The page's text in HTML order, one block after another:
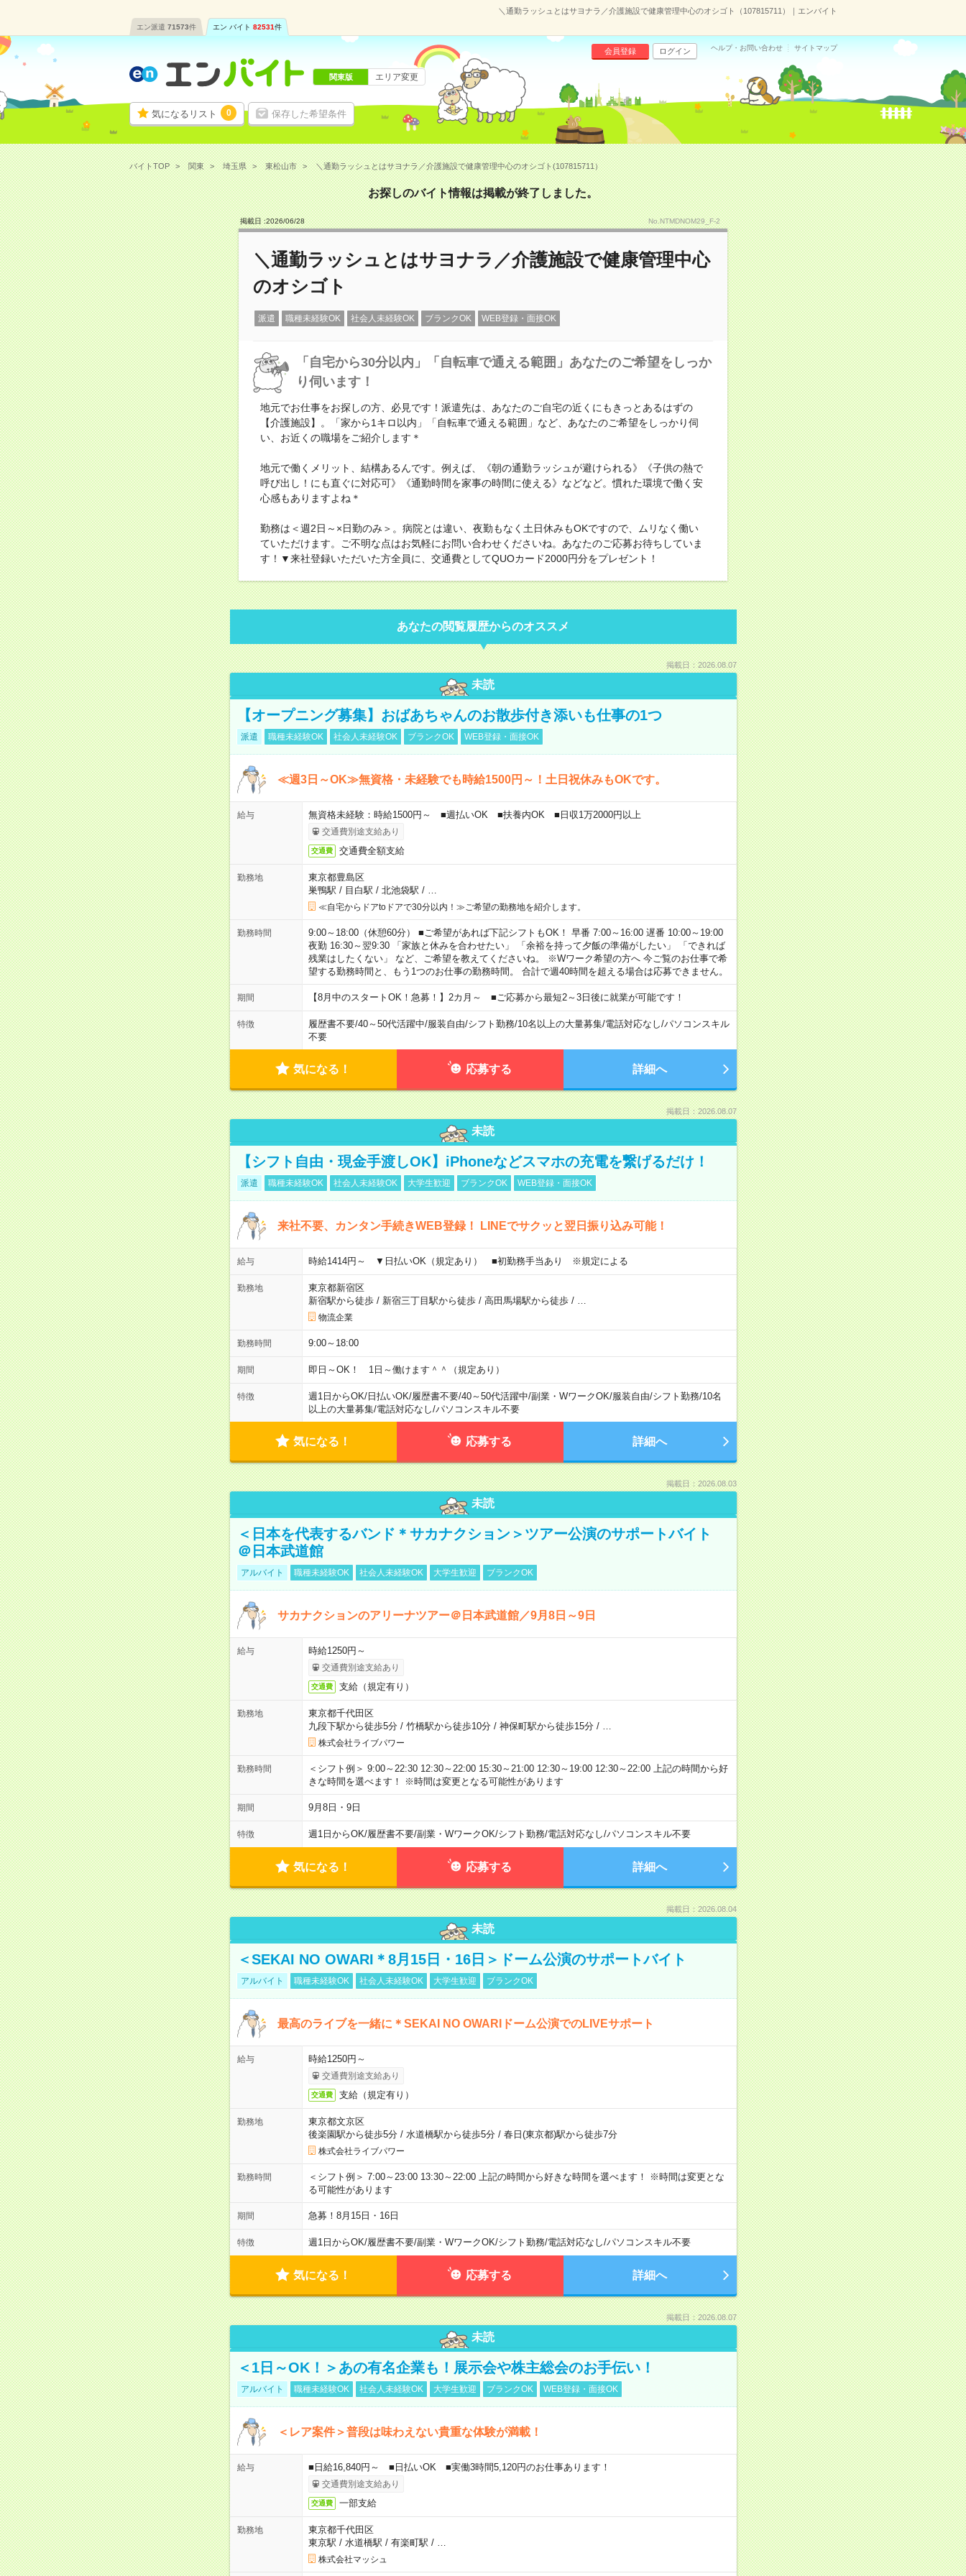
＼通勤ラッシュとはサヨナラ／介護施設で健康管理中心のオシゴト（107815711）｜エンバイト
エン派遣 71573件 エン バイト 82531件
気になるリスト 0 保存した希望条件
会員登録 ログイン ヘルプ・お問い合わせ サイトマップ
関東版 エリア変更
バイトTOP 関東 埼玉県 東松山市 ＼通勤ラッシュとはサヨナラ／介護施設で健康管理中心のオシゴト(107815711）
お探しのバイト情報は掲載が終了しました。
掲載日 :2026/06/28 No.NTMDNOM29_F-2
＼通勤ラッシュとはサヨナラ／介護施設で健康管理中心
のオシゴト
派遣 職種未経験OK 社会人未経験OK ブランクOK WEB登録・面接OK
「自宅から30分以内」「自転車で通える範囲」あなたのご希望をしっか
り伺います！
地元でお仕事をお探しの方、必見です！派遣先は、あなたのご自宅の近くにもきっとあるはずの
【介護施設】。「家から1キロ以内」「自転車で通える範囲」など、あなたのご希望をしっかり伺
い、お近くの職場をご紹介します＊
地元で働くメリット、結構あるんです。例えば、《朝の通勤ラッシュが避けられる》《子供の熱で
呼び出し！にも直ぐに対応可》《通勤時間を家事の時間に使える》などなど。慣れた環境で働く安
心感もありますよね＊
勤務は＜週2日～×日勤のみ＞。病院とは違い、夜勤もなく土日休みもOKですので、ムリなく働い
ていただけます。ご不明な点はお気軽にお問い合わせくださいね。あなたのご応募お待ちしていま
す！▼来社登録いただいた方全員に、交通費としてQUOカード2000円分をプレゼント！
あなたの閲覧履歴からのオススメ
掲載日：2026.08.07
未読
【オープニング募集】おばあちゃんのお散歩付き添いも仕事の1つ
派遣 職種未経験OK 社会人未経験OK ブランクOK WEB登録・面接OK
≪週3日～OK≫無資格・未経験でも時給1500円～！土日祝休みもOKです。
給与 無資格未経験：時給1500円～ ■週払いOK ■扶養内OK ■日収1万2000円以上
交通費別途支給あり
交通費 交通費全額支給
勤務地
東京都豊島区
巣鴨駅 / 目白駅 / 北池袋駅 /
≪自宅からドアtoドアで30分以内！≫ご希望の勤務地を紹介します。
勤務時間
9:00～18:00（休憩60分） ■ご希望があれば下記シフトもOK！ 早番 7:00～16:00 遅番 10:00～19:00
夜勤 16:30～翌9:30 「家族と休みを合わせたい」 「余裕を持って夕飯の準備がしたい」 「できれば
残業はしたくない」 など、ご希望を教えてくださいね。 ※Wワーク希望の方へ 今ご覧のお仕事で希
望する勤務時間と、もう1つのお仕事の勤務時間。 合計で週40時間を超える場合は応募できません。
期間 【8月中のスタートOK！急募！】2カ月～ ■ご応募から最短2～3日後に就業が可能です！
特徴 履歴書不要/40～50代活躍中/服装自由/シフト勤務/10名以上の大量募集/電話対応なし/パソコンスキル
不要
気になる！ 応募する 詳細へ
掲載日：2026.08.07
未読
【シフト自由・現金手渡しOK】iPhoneなどスマホの充電を繋げるだけ！
派遣 職種未経験OK 社会人未経験OK 大学生歓迎 ブランクOK WEB登録・面接OK
来社不要、カンタン手続きWEB登録！ LINEでサクッと翌日振り込み可能！
給与 時給1414円～ ▼日払いOK（規定あり） ■初勤務手当あり ※規定による
勤務地
東京都新宿区
新宿駅から徒歩/ 新宿三丁目駅から徒歩/ 高田馬場駅から徒歩/
物流企業
勤務時間 9:00～18:00
期間 即日～OK！ 1日～働けます＾＾（規定あり）
特徴 週1日からOK/日払いOK/履歴書不要/40～50代活躍中/副業・WワークOK/服装自由/シフト勤務/10名
以上の大量募集/電話対応なし/パソコンスキル不要
気になる！ 応募する 詳細へ
掲載日：2026.08.03
未読
＜日本を代表するバンド＊サカナクション＞ツアー公演のサポートバイト
＠日本武道館
アルバイト 職種未経験OK 社会人未経験OK 大学生歓迎 ブランクOK
サカナクションのアリーナツアー＠日本武道館／9月8日～9日
給与 時給1250円～
交通費別途支給あり
交通費 支給（規定有り）
勤務地
東京都千代田区
九段下駅から徒歩5分/ 竹橋駅から徒歩10分/ 神保町駅から徒歩15分/
株式会社ライブパワー
勤務時間
＜シフト例＞ 9:00～22:30 12:30～22:00 15:30～21:00 12:30～19:00 12:30～22:00 上記の時間から好
きな時間を選べます！ ※時間は変更となる可能性があります
期間 9月8日・9日
特徴 週1日からOK/履歴書不要/副業・WワークOK/シフト勤務/電話対応なし/パソコンスキル不要
気になる！ 応募する 詳細へ
掲載日：2026.08.04
未読
＜SEKAI NO OWARI＊8月15日・16日＞ドーム公演のサポートバイト
アルバイト 職種未経験OK 社会人未経験OK 大学生歓迎 ブランクOK
最高のライブを一緒に＊SEKAI NO OWARIドーム公演でのLIVEサポート
給与 時給1250円～
交通費別途支給あり
交通費 支給（規定有り）
勤務地
東京都文京区
後楽園駅から徒歩5分/ 水道橋駅から徒歩5分/ 春日(東京都)駅から徒歩7分
株式会社ライブパワー
勤務時間
＜シフト例＞ 7:00～23:00 13:30～22:00 上記の時間から好きな時間を選べます！ ※時間は変更とな
る可能性があります
期間 急募！8月15日・16日
特徴 週1日からOK/履歴書不要/副業・WワークOK/シフト勤務/電話対応なし/パソコンスキル不要
気になる！ 応募する 詳細へ
掲載日：2026.08.07
未読
＜1日～OK！＞あの有名企業も！展示会や株主総会のお手伝い！
アルバイト 職種未経験OK 社会人未経験OK 大学生歓迎 ブランクOK WEB登録・面接OK
＜レア案件＞普段は味わえない貴重な体験が満載！
給与 ■日給16,840円～ ■日払いOK ■実働3時間5,120円のお仕事あります！
交通費別途支給あり
交通費 一部支給
勤務地
東京都千代田区
東京駅 / 水道橋駅 / 有楽町駅 /
株式会社マッシュ